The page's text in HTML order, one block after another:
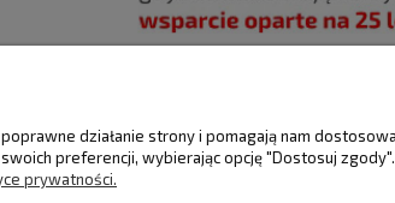
I PŁATNOŚCI
Leasing
MOJE KONTO
działanie strony i pomagają nam
preferencji, wybierając opcję "Dostosuj zgody".
prywatności.